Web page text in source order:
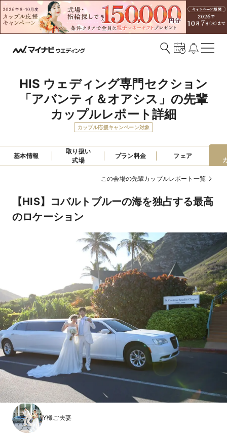
HIS ウェディング専門セクション
「アバンティ＆オアシス」の先輩
カップルレポート詳細
カップル応援キャンペーン対象
基本情報
取り扱い
式場
プラン料金 フェア
この会場の先輩カップルレポート一覧
【HIS】コバルトブルーの海を独占する最高
のロケーション
Y様ご夫妻